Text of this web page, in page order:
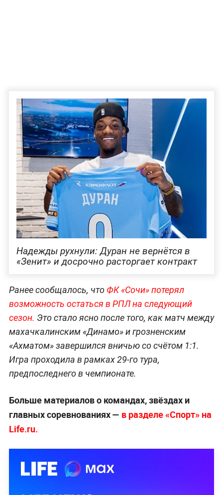
Надежды рухнули: Дуран не вернётся в
«Зенит» и досрочно расторгает контракт
Ранее сообщалось, что ФК «Сочи» потерял
возможность остаться в РПЛ на следующий
сезон. Это стало ясно после того, как матч между
махачкалинским «Динамо» и грозненским
«Ахматом» завершился вничью со счётом 1:1.
Игра проходила в рамках 29-го тура,
предпоследнего в чемпионате.
Больше материалов о командах, звёздах и
главных соревнованиях — в разделе «Спорт» на
Life.ru.